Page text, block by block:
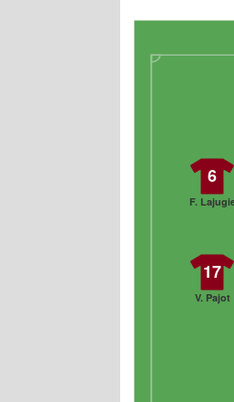
6
F.
17
V. Pajot